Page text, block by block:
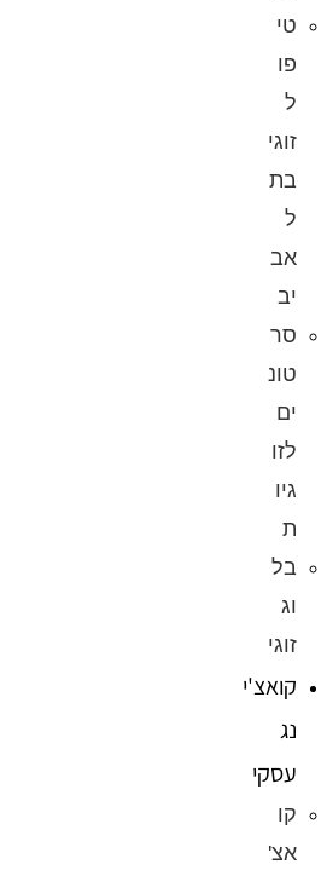
טי
פו
זוגי
בת
אב
יב
סר
טונ
ים
לזו
גיו
ת
בל
וג
זוגי
קואצ'י
נג
עסקי
קו
אצ'